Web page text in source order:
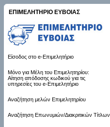
ΕΠΙΜΕΛΗΤΗΡΙΟ ΕΥΒΟΙΑΣ
Είσοδος στο e-Επιμελητήριο
Μόνο για Μέλη του Επιμελητηρίου:
Αίτηση απόδοσης κωδικού για τις
υπηρεσίες του e-Επιμελητήριο
Αναζήτηση μελών Επιμελητηρίου
Αναζήτηση Επωνυμιών/Διακριτικών Τίτλων